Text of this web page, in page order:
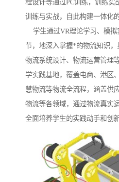
程设计等通过PC训练，训练实
训练与实战，自此构建一体化
学生通过VR理论学习、模拟
节，地深入掌握*的物流知识，
物流系统设计、物流运营管理
学实践基地，覆盖电商、港区
慧物流等物流全流程，涵盖供
物流等各领域，通过物流真实
全面培养学生的实践动手和创